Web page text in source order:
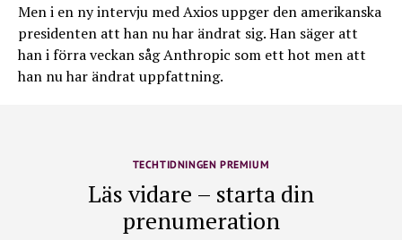
Men i en ny intervju med Axios uppger den amerikanska
presidenten att han nu har ändrat sig. Han säger att
han i förra veckan såg Anthropic som ett hot men att
han nu har ändrat uppfattning.
TECHTIDNINGEN PREMIUM
Läs vidare – starta din
prenumeration